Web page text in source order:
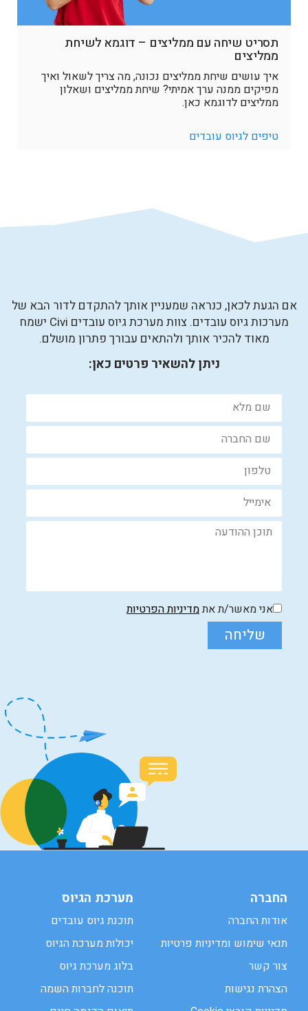
תסריט שיחה עם ממליצים – דוגמא לשיחת
ממליצים
איך עושים שיחת ממליצים נכונה, מה צריך לשאול ואיך
מפיקים ממנה ערך אמיתי? שיחת ממליצים ושאלון
ממליצים לדוגמא כאן.
טיפים לגיוס עובדים
אם הגעת לכאן, כנראה שמעניין אותך להתקדם לדור הבא של
מערכות גיוס עובדים. צוות מערכת גיוס עובדים Civi ישמח
מאוד להכיר אותך ולהתאים עבורך פתרון מושלם.
ניתן להשאיר פרטים כאן:
אני מאשר/ת אתמדיניות הפרטיות
שליחה
החברה
אודות החברה
תנאי שימוש ומדיניות פרטיות
צור קשר
הצהרת נגישות
מערכת הגיוס
תוכנת גיוס עובדים
יכולות מערכת הגיוס
בלוג מערכת גיוס
תוכנה לחברות השמה